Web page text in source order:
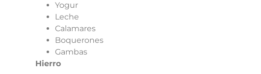
Yogur
Leche
Calamares
Boquerones
Gambas
Hierro